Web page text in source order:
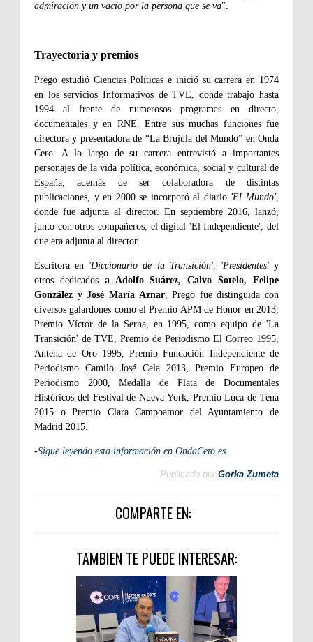
admiración y un vacío por la persona que se va".
Trayectoria y premios
Prego estudió Ciencias Políticas e inició su carrera en 1974
en los servicios Informativos de TVE, donde trabajó hasta
1994 al frente de numerosos programas en directo,
documentales y en RNE. Entre sus muchas funciones fue
directora y presentadora de “La Brújula del Mundo” en Onda
Cero. A lo largo de su carrera entrevistó a importantes
personajes de la vida política, económica, social y cultural de
España, además de ser colaboradora de distintas
publicaciones, y en 2000 se incorporó al diario 'El Mundo',
donde fue adjunta al director. En septiembre 2016, lanzó,
junto con otros compañeros, el digital 'El Independiente', del
que era adjunta al director.
Escritora en 'Diccionario de la Transición', 'Presidentes'y
otros dedicados a Adolfo Suárez, Calvo Sotelo, Felipe
González yJosé María Aznar, Prego fue distinguida con
diversos galardones como el Premio APM de Honor en 2013,
Premio Víctor de la Serna, en 1995, como equipo de 'La
Transición' de TVE, Premio de Periodismo El Correo 1995,
Antena de Oro 1995, Premio Fundación Independiente de
Periodismo Camilo José Cela 2013, Premio Europeo de
Periodismo 2000, Medalla de Plata de Documentales
Históricos del Festival de Nueva York, Premio Luca de Tena
2015 o Premio Clara Campoamor del Ayuntamiento de
Madrid 2015.
-Sigue leyendo esta información en OndaCero.es
Publicado por Gorka Zumeta
COMPARTE EN:
TAMBIEN TE PUEDE INTERESAR: